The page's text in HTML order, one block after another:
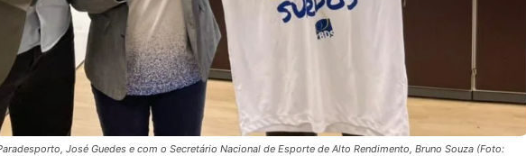
José Guedes e com o Secretário Nacional de Esporte de Alto Rendimento, Bruno Souza (Foto: